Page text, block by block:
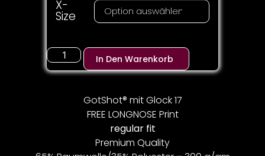
X-
Size
In Den Warenkorb
GotShot® mit Glock 17
FREE LONGNOSE Print
regular fit
Premium Quality